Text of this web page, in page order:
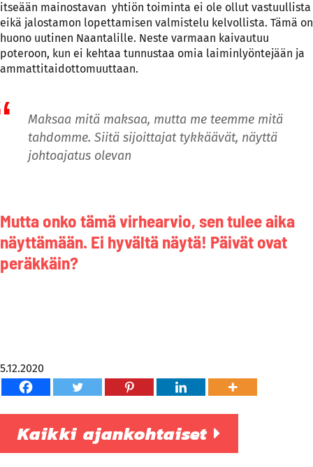
itseään mainostavan yhtiön toiminta ei ole ollut vastuullista
eikä jalostamon lopettamisen valmistelu kelvollista. Tämä on
huono uutinen Naantalille. Neste varmaan kaivautuu
poteroon, kun ei kehtaa tunnustaa omia laiminlyöntejään ja
ammattitaidottomuuttaan.
Maksaa mitä maksaa, mutta me teemme mitä
tahdomme. Siitä sijoittajat tykkäävät, näyttä
johtoajatus olevan
Mutta onko tämä virhearvio, sen tulee aika
näyttämään. Ei hyvältä näytä! Päivät ovat
peräkkäin?
5.12.2020
Kaikki ajankohtaiset